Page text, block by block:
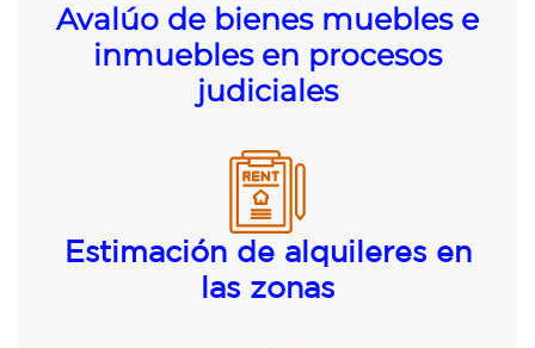
Avalúo de bienes muebles e
inmuebles en procesos
judiciales
Estimación de alquileres en
las zonas